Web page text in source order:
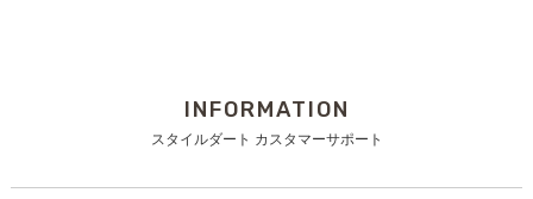
INFORMATION
スタイルダート カスタマーサポート